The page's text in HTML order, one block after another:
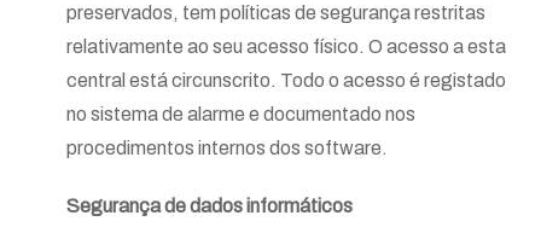
preservados, tem políticas de segurança restritas
relativamente ao seu acesso físico. O acesso a esta
central está circunscrito. Todo o acesso é registado
no sistema de alarme e documentado nos
procedimentos internos dos software.
Segurança de dados informáticos